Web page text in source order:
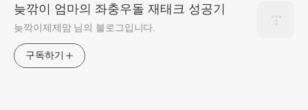
늦깎이 엄마의 좌충우돌 재태크 성공기
늦깍이제제맘 님의 블로그입니다.
구독하기